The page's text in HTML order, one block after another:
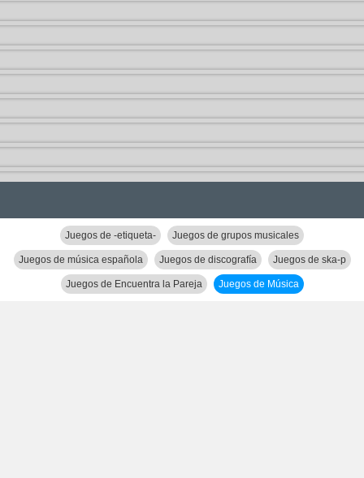
Juegos de -etiqueta- Juegos de grupos musicales
Juegos de música española Juegos de discografía Juegos de ska-p
Juegos de Encuentra la Pareja Juegos de Música